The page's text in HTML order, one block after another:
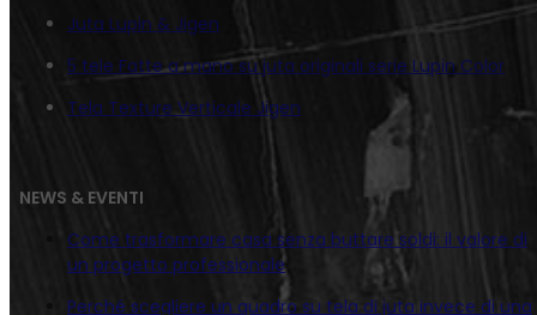
Juta Lupin & Jigen
5 tele Fatte a mano su juta originali serie Lupin Color
Tela Texture Verticale Jigen
NEWS & EVENTI
Come trasformare casa senza buttare soldi: il valore di
un progetto professionale
Perché scegliere un quadro su tela di juta invece di una